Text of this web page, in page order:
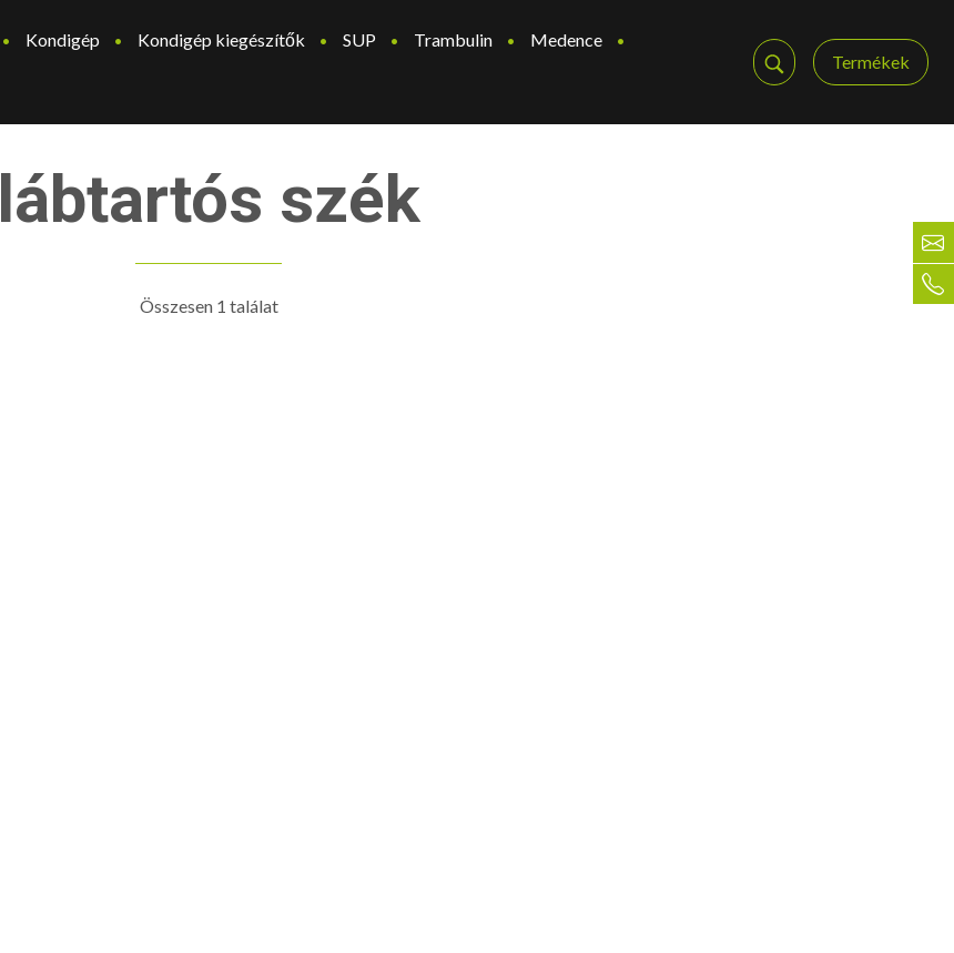
Kondigép Kondigép kiegészítők SUP Trambulin Medence
Termékek
lábtartós szék
Összesen 1 találat